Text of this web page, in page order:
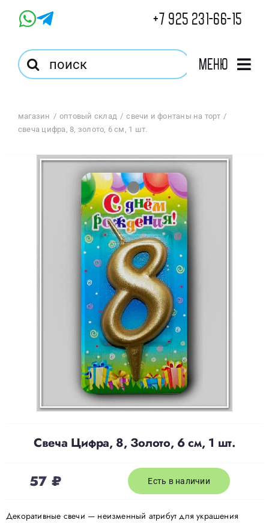
+7 925 231-66-15
Результат
поиска:
Меню
Магазин
Оптовый Магазин
Контакты
магазин оптовый склад
свечи и фонтаны на торт
свеча цифра, 8, золото, 6 см, 1 шт.
Свеча Цифра, 8, Золото, 6 см, 1 шт.
57 ₽ Есть в наличии
Декоративные свечи — неизменный атрибут для украшения